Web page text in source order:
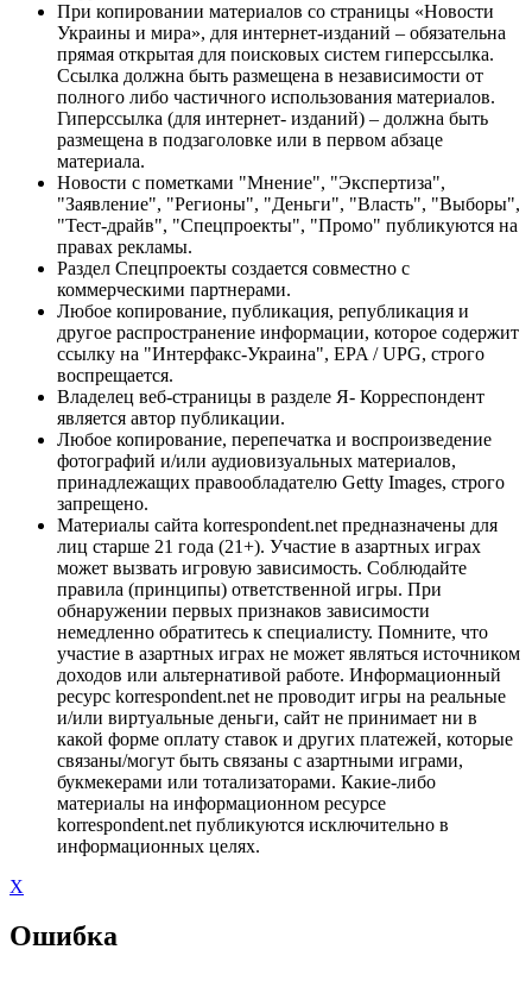
При копировании материалов со страницы «Новости
Украины и мира», для интернет-изданий – обязательна
прямая открытая для поисковых систем гиперссылка.
Ссылка должна быть размещена в независимости от
полного либо частичного использования материалов.
Гиперссылка (для интернет- изданий) – должна быть
размещена в подзаголовке или в первом абзаце
материала.
Новости с пометками "Мнение", "Экспертиза",
"Заявление", "Регионы", "Деньги", "Власть", "Выборы",
"Тест-драйв", "Спецпроекты", "Промо" публикуются на
правах рекламы.
Раздел Спецпроекты создается совместно с
коммерческими партнерами.
Любое копирование, публикация, републикация и
другое распространение информации, которое содержит
ссылку на "Интерфакс-Украина", EPA / UPG, строго
воспрещается.
Владелец веб-страницы в разделе Я- Корреспондент
является автор публикации.
Любое копирование, перепечатка и воспроизведение
фотографий и/или аудиовизуальных материалов,
принадлежащих правообладателю Getty Images, строго
запрещено.
Материалы сайта korrespondent.net предназначены для
лиц старше 21 года (21+). Участие в азартных играх
может вызвать игровую зависимость. Соблюдайте
правила (принципы) ответственной игры. При
обнаружении первых признаков зависимости
немедленно обратитесь к специалисту. Помните, что
участие в азартных играх не может являться источником
доходов или альтернативой работе. Информационный
ресурс korrespondent.net не проводит игры на реальные
и/или виртуальные деньги, сайт не принимает ни в
какой форме оплату ставок и других платежей, которые
связаны/могут быть связаны с азартными играми,
букмекерами или тотализаторами. Какие-либо
материалы на информационном ресурсе
korrespondent.net публикуются исключительно в
информационных целях.
X
Ошибка